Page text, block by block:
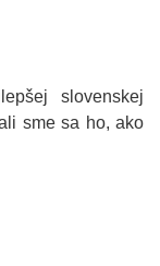
slovenskej
sme sa ho, ako